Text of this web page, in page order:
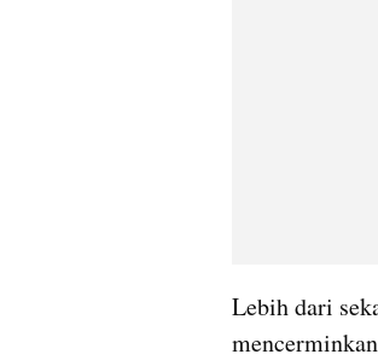
Lebih dari